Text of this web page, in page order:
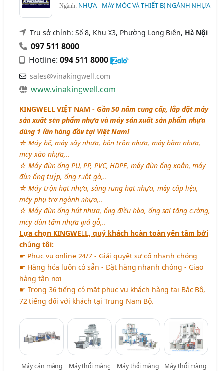
Ngành: NHỰA - MÁY MÓC VÀ THIẾT BỊ NGÀNH NHỰA
Trụ sở chính: Số 8, Khu X3, Phường Long Biên, Hà Nội
097 511 8000
Hotline:094 511 8000
sales@vinakingwell.com
www.vinakingwell.com
KINGWELL VIỆT NAM -Gần 50 năm cung cấp, lắp đặt máy
sản xuất sản phẩm nhựa và máy sản xuất sản phẩm nhựa
dùng 1 lần hàng đầu tại Việt Nam!
☆ Máy bế, máy sấy nhựa, bồn trộn nhựa, máy bằm nhựa,
máy xào nhựa,..
☆ Máy đùn ống PU, PP, PVC, HDPE, máy đùn ống xoắn, máy
đùn ống tuýp, ống ruột gà,..
☆ Máy trộn hạt nhựa, sàng rung hạt nhựa, máy cấp liệu,
máy phụ trợ ngành nhựa,..
☆ Máy đùn ống hút nhựa, ống điều hòa, ống sợi tăng cường,
máy đùn tấm nhựa giả gỗ,..
Lựa chọn KINGWELL, quý khách hoàn toàn yên tâm bởi
chúng tôi:
☛ Phục vụ online 24/7 - Giải quyết sự cố nhanh chóng
☛ Hàng hóa luôn có sẵn - Đặt hàng nhanh chóng - Giao
hàng tận nơi
☛ Trong 36 tiếng có mặt phục vụ khách hàng tại Bắc Bộ,
72 tiếng đối với khách tại Trung Nam Bộ.
Máy cán màng
Máy thổi màng
Máy thổi màng
Máy thổi màng